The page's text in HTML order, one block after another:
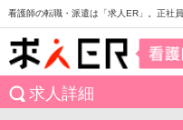
看護師の転職・派遣は「求人ER」。正社
求人詳細